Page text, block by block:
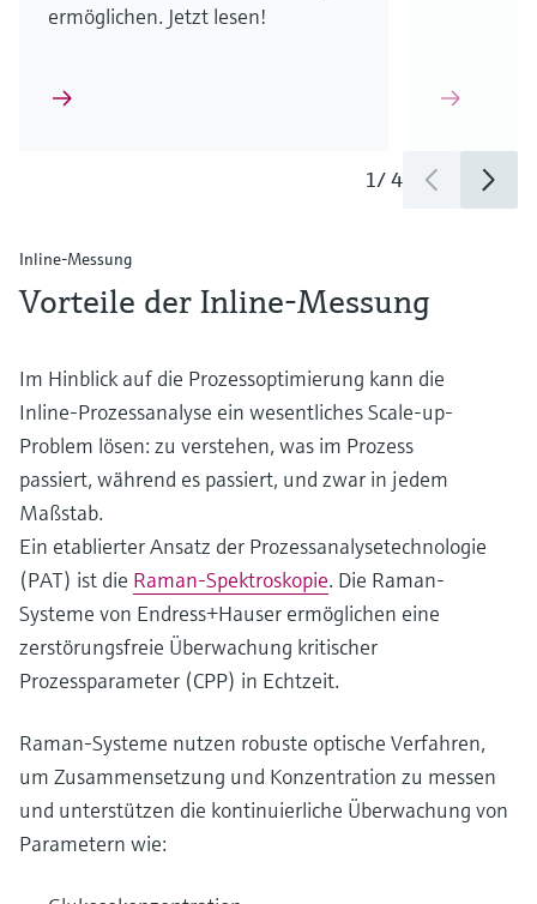
ermöglichen. Jetzt lesen!
1/4
Inline-Messung
Vorteile der Inline-Messung
Im Hinblick auf die Prozessoptimierung kann die
Inline-Prozessanalyse ein wesentliches Scale-up-
Problem lösen: zu verstehen, was im Prozess
passiert, während es passiert, und zwar in jedem
Maßstab.
Ein etablierter Ansatz der Prozessanalysetechnologie
(PAT) ist die Raman-Spektroskopie. Die Raman-
Systeme von Endress+Hauser ermöglichen eine
zerstörungsfreie Überwachung kritischer
Prozessparameter (CPP) in Echtzeit.
Raman-Systeme nutzen robuste optische Verfahren,
um Zusammensetzung und Konzentration zu messen
und unterstützen die kontinuierliche Überwachung von
Parametern wie: